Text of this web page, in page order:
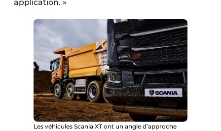
application. »
Les véhicules Scania XT ont un angle d’approche